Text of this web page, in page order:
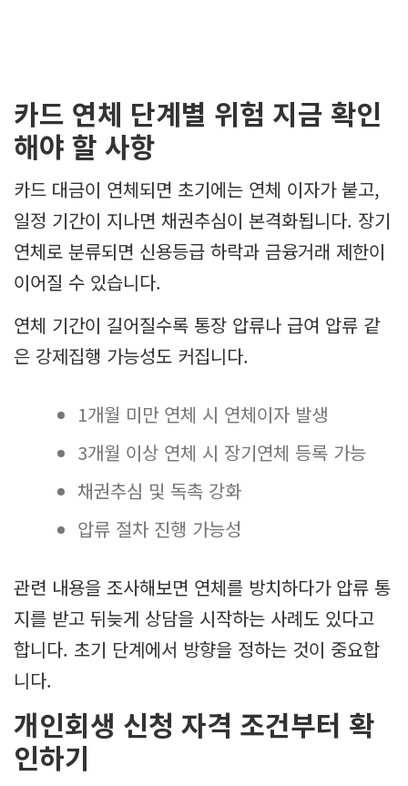
카드 연체 단계별 위험 지금 확인
해야 할 사항
카드 대금이 연체되면 초기에는 연체 이자가 붙고,
일정 기간이 지나면 채권추심이 본격화됩니다. 장기
연체로 분류되면 신용등급 하락과 금융거래 제한이
이어질 수 있습니다.
연체 기간이 길어질수록 통장 압류나 급여 압류 같
은 강제집행 가능성도 커집니다.
1개월 미만 연체 시 연체이자 발생
3개월 이상 연체 시 장기연체 등록 가능
채권추심 및 독촉 강화
압류 절차 진행 가능성
관련 내용을 조사해보면 연체를 방치하다가 압류 통
지를 받고 뒤늦게 상담을 시작하는 사례도 있다고
합니다. 초기 단계에서 방향을 정하는 것이 중요합
니다.
개인회생 신청 자격 조건부터 확
인하기